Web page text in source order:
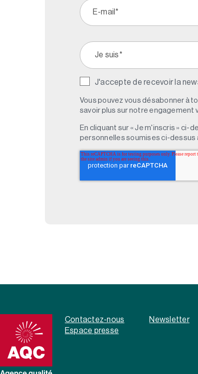
J'accepte de recevoir la
Vous pouvez vous désabonner à
savoir plus sur notre engagement
En cliquant sur « Je m'inscris »
personnelles soumises ci-dessus
Contactez-nous
Newsletter
Espace presse